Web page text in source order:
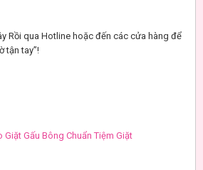
Rồi qua Hotline hoặc đến các cửa hàng để
tận tay”!
Giặt Gấu Bông Chuẩn Tiệm Giặt